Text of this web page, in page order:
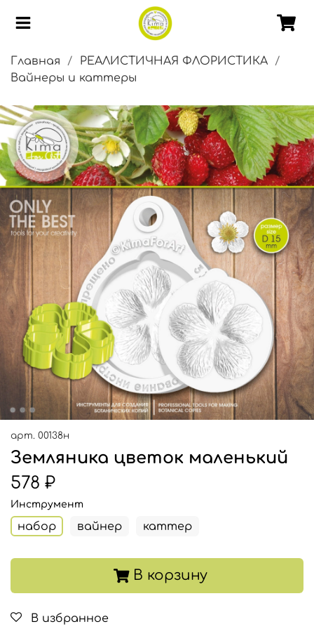
Главная
РЕАЛИСТИЧНАЯ ФЛОРИСТИКА
Вайнеры и каттеры
арт. 00138н
Земляника цветок маленький
578 ₽
Инструмент
набор вайнер каттер
В корзину
В избранное